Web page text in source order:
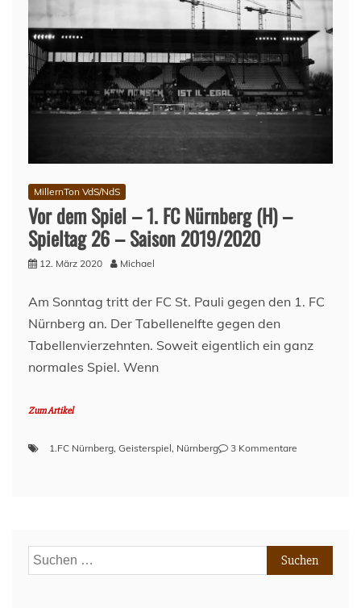
MillernTon VdS/NdS
Vor dem Spiel – 1. FC Nürnberg (H) –
Spieltag 26 – Saison 2019/2020
12. März 2020 Michael
Am Sonntag tritt der FC St. Pauli gegen den 1. FC
Nürnberg an. Der Tabellenelfte gegen den
Tabellenvierzehnten. Soweit eigentlich ein ganz
normales Spiel. Wenn
Zum Artikel
1.FC Nürnberg, Geisterspiel, Nürnberg 3 Kommentare
FC
Nürnberg
(H)
Suchen
nach: